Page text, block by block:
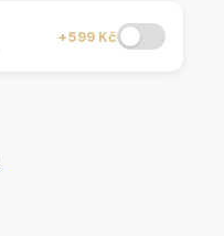
+599 Kč